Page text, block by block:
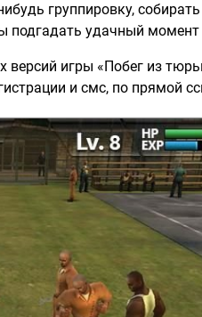
группировку,
подгадать удачный момент
версий игры «Побег из
и смс, по прямой